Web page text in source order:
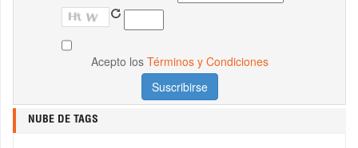
Acepto los Términos y Condiciones
NUBE DE TAGS